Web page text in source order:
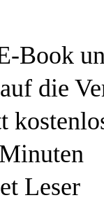
Seiten